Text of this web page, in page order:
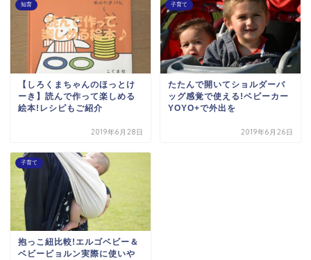
知育
【しろくまちゃんのほっとけ
ーき】読んで作って楽しめる
絵本!レシピもご紹介
2019年6月28日
子育て
たたんで開いてショルダーバ
ッグ感覚で使える!ベビーカー
YOYO+で外出を
2019年6月26日
子育て
抱っこ紐比較!エルゴベビー＆
ベビービョルン実際に使いや